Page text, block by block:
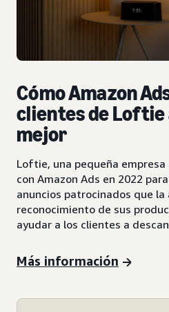
Cómo Amazon
clientes de Loftie
mejor
Loftie, una pequeña
con Amazon Ads en 2022
anuncios patrocinados que la
reconocimiento de sus
ayudar a los clientes a
Más información